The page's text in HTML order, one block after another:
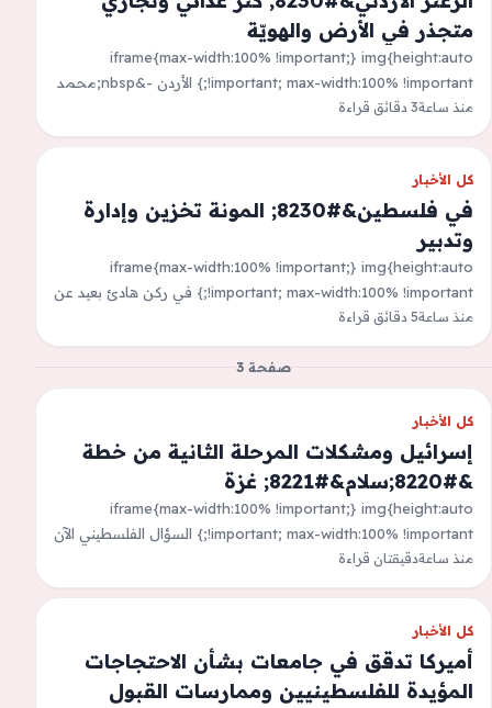
متجذر في الأرض والهويّة
iframe{max-width:100% !important;} img{height:auto
!important; max-width:100% !important;} الأردن -&nbsp;محمد
الرنتيسي&nbsp;يعدّ الزعترمن أبرز النباتات العطرية والطبية
المرتبطة بالبيئة الأردنية، ويشكل جزءاً أصيلاً من الموروث…
منذ ساعة3 دقائق قراءة
كل الأخبار
في فلسطين&#8230; المونة تخزين وإدارة
وتدبير
iframe{max-width:100% !important;} img{height:auto
!important; max-width:100% !important;} في ركن هادئ بعيد عن
كامل، &nbsp;التي…
منذ ساعة5 دقائق قراءة
صفحة 3
كل الأخبار
إسرائيل ومشكلات المرحلة الثانية من خطة
&#8220;سلام&#8221; غزة
iframe{max-width:100% !important;} img{height:auto
!important; max-width:100% !important;} السؤال الفلسطيني الآن
بات يتركّز على إمكان، أو طريقة، إنفاذ المرحلة الثانية من خطة
&quot;السلام&quot; في…
منذ ساعةدقيقتان قراءة
كل الأخبار
أميركا تدقق في جامعات بشأن الاحتجاجات
المؤيدة للفلسطينيين وممارسات القبول